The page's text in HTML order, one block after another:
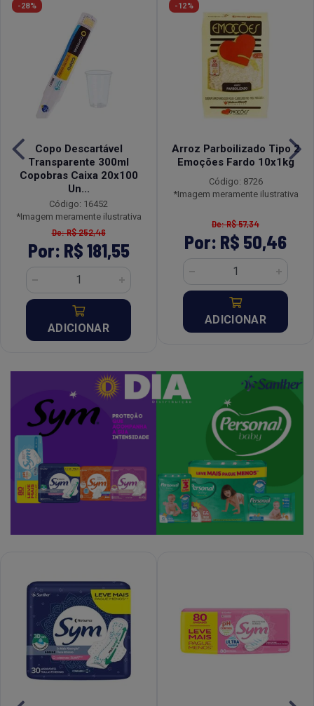
-28%
Copo Descartável
Transparente 300ml
Copobras Caixa 20x100
Un...
Código: 16452
*Imagem meramente ilustrativa
De: R$ 252,46
Por: R$ 181,55
ADICIONAR
-12%
Arroz Parboilizado Tipo 2
Emoções Fardo 10x1kg
Código: 8726
*Imagem meramente ilustrativa
De: R$ 57,34
Por: R$ 50,46
ADICIONAR